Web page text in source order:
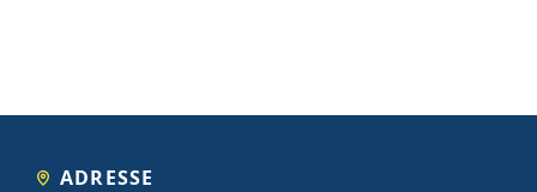
ADRESSE